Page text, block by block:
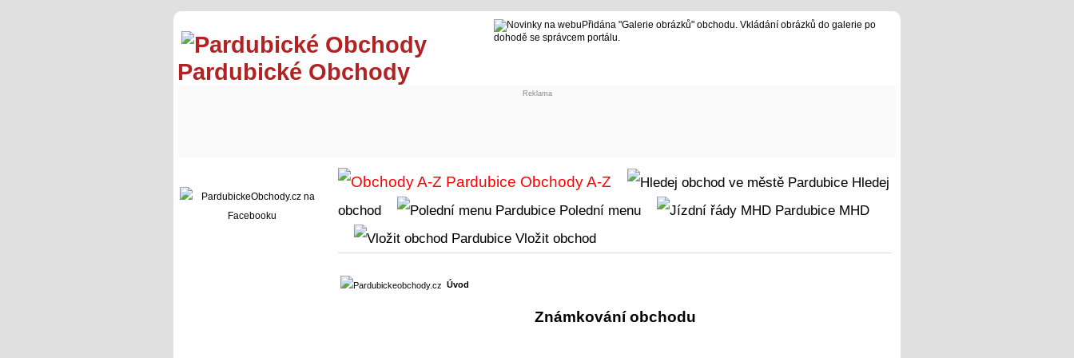
Pardubické Obchody
Přidána "Galerie obrázků" obchodu. Vkládání obrázků do galerie po
dohodě se správcem portálu.
Reklama
Obchody A-Z
Hledej
obchod
Polední menu
MHD
Vložit obchod
Úvod
Známkování obchodu